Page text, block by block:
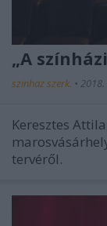
„A
szinhaz szerk. • 2018.
Keresztes
tervéről.